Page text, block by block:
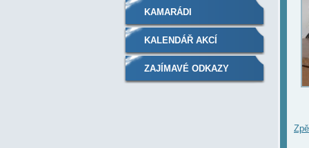
KAMARÁDI
KALENDÁŘ AKCÍ
ZAJÍMAVÉ ODKAZY